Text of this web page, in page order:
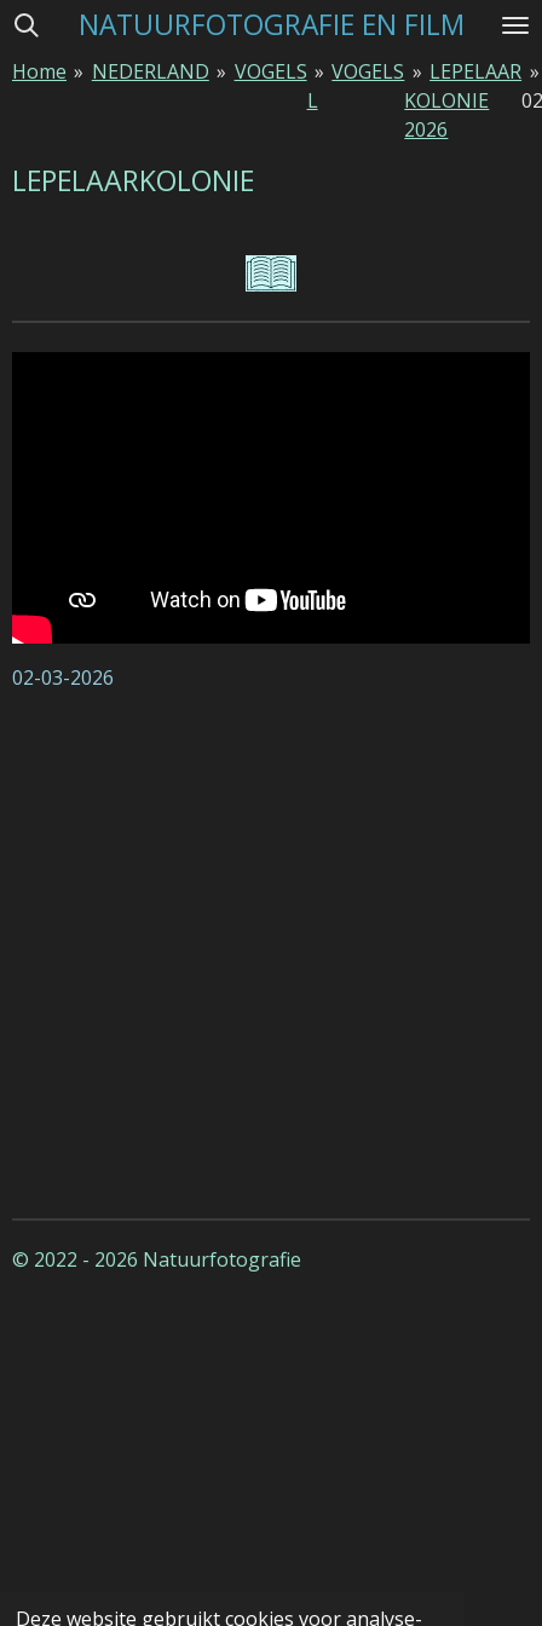
Deze website gebruikt cookies voor analyse-
Ga
naar
NATUURFOTOGRAFIE EN FILM
Home » NEDERLAND » VOGELS » VOGELS
L
» LEPELAAR
KOLONIE
2026
»
LEPELAARKOLONIE
02-03-2026
© 2022 - 2026 Natuurfotografie